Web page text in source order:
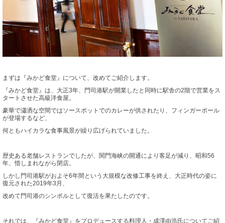
まずは『みかど食堂』について、改めてご紹介します。
『みかど食堂』は、大正3年、門司港駅が開業したと同時に駅舎の2階で営業をス
タートさせた高級洋食屋。
豪華で瀟洒な空間ではソースポットでのカレーが供されたり、フィンガーボール
が登場するなど、
何ともハイカラな食事風景が繰り広げられていました。
歴史ある老舗レストランでしたが、関門海峡の開通により客足が減り、昭和56
年、惜しまれながら閉店。
しかし門司港駅がおよそ6年間という大規模な改修工事を終え、大正時代の姿に
復元された2019年3月、
改めて門司港のシンボルとして復活を果たしたのです。
それでは、『みかど食堂』をプロデュースする料理人・成澤由浩氏についてご紹